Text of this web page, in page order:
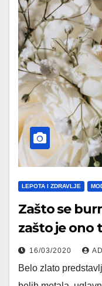
LEPOTA I ZDRAVLJE
Zašto se
zašto je ono
16/03/2020
Belo zlato